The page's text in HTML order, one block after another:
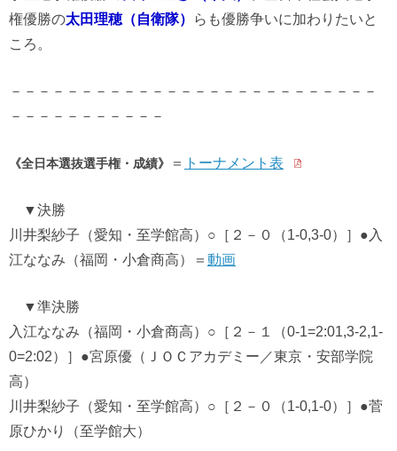
権優勝の太田理穂（自衛隊）
らも優勝争いに加わりたいと
ころ。
－－－－－－－－－－－－－－－－－－－－－－－－－－
－－－－－－－－－－－
《全日本選抜選手権・成績》 ＝ トーナメント表
▼決勝
川井梨紗子（愛知・至学館高）○［２－０（1-0,3-0）］●入
江ななみ（福岡・小倉商高）＝ 動画
▼準決勝
入江ななみ（福岡・小倉商高）○［２－１（0-1=2:01,3-2,1-
0=2:02）］●宮原優（ＪＯＣアカデミー／東京・安部学院
高）
川井梨紗子（愛知・至学館高）○［２－０（1-0,1-0）］●菅
原ひかり（至学館大）